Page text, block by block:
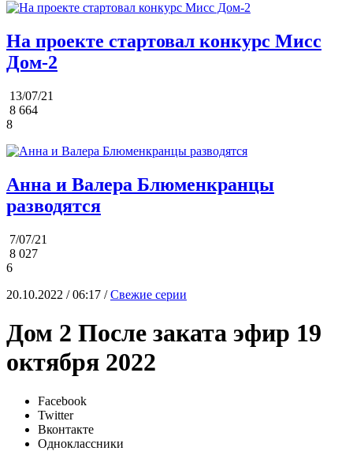
На проекте стартовал конкурс Мисс
Дом-2
13/07/21
8 664
8
Анна и Валера Блюменкранцы
разводятся
7/07/21
8 027
6
20.10.2022 / 06:17 /Свежие серии
Дом 2 После заката эфир 19
октября 2022
Facebook
Twitter
Вконтакте
Одноклассники